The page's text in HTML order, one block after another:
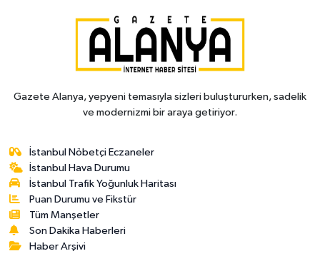
Gazete Alanya, yepyeni temasıyla sizleri buluştururken, sadelik
ve modernizmi bir araya getiriyor.
İstanbul Nöbetçi Eczaneler
İstanbul Hava Durumu
İstanbul Trafik Yoğunluk Haritası
Puan Durumu ve Fikstür
Tüm Manşetler
Son Dakika Haberleri
Haber Arşivi